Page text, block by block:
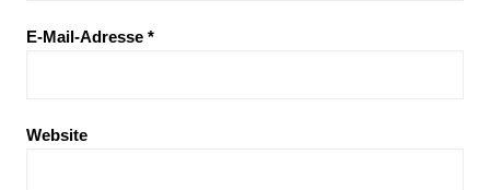
E-Mail-Adresse *
Website